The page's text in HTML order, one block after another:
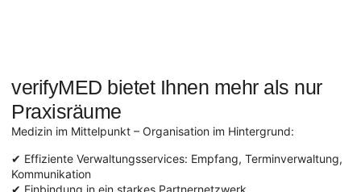
verifyMED bietet Ihnen mehr als nur
Praxisräume
Medizin im Mittelpunkt – Organisation im Hintergrund:
✔ Effiziente Verwaltungsservices: Empfang, Terminverwaltung,
Kommunikation
✔ Einbindung in ein starkes Partnernetzwerk